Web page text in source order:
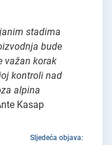
stadima
bude
važan korak
kontroli nad
alpina
Kasap
Sljedeća objava: